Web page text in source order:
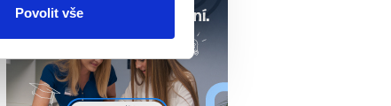
Povolit vše